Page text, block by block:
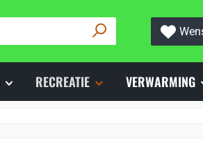
RECREATIE VERWARMING